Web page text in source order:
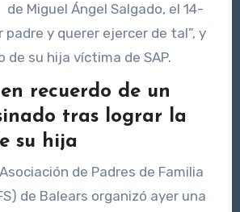
de Miguel Ángel Salgado, el 14-
padre y querer ejercer de tal”, y
de su hija víctima de SAP.
recuerdo de un
tras lograr la
su hija
de Padres de Familia
de Balears organizó ayer una